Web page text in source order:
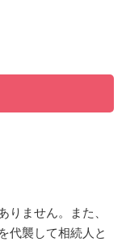
ません。また、
代襲して相続人と